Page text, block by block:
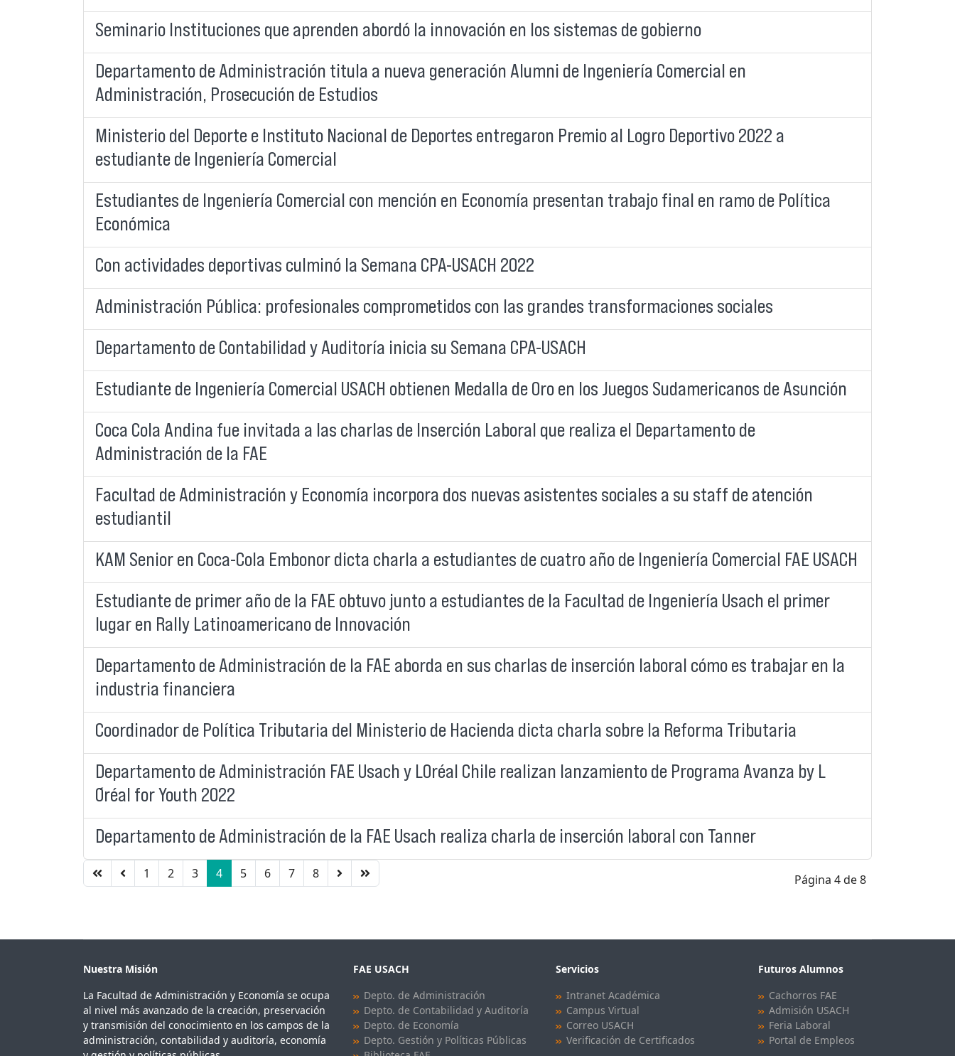
Seminario Instituciones que aprenden abordó la innovación en los sistemas de gobierno
Departamento de Administración titula a nueva generación Alumni de Ingeniería Comercial en
Administración, Prosecución de Estudios
Ministerio del Deporte e Instituto Nacional de Deportes entregaron Premio al Logro Deportivo 2022 a
estudiante de Ingeniería Comercial
Estudiantes de Ingeniería Comercial con mención en Economía presentan trabajo final en ramo de Política
Económica
Con actividades deportivas culminó la Semana CPA-USACH 2022
Administración Pública: profesionales comprometidos con las grandes transformaciones sociales
Departamento de Contabilidad y Auditoría inicia su Semana CPA-USACH
Estudiante de Ingeniería Comercial USACH obtienen Medalla de Oro en los Juegos Sudamericanos de Asunción
Coca Cola Andina fue invitada a las charlas de Inserción Laboral que realiza el Departamento de
Administración de la FAE
Facultad de Administración y Economía incorpora dos nuevas asistentes sociales a su staff de atención
estudiantil
KAM Senior en Coca-Cola Embonor dicta charla a estudiantes de cuatro año de Ingeniería Comercial FAE USACH
Estudiante de primer año de la FAE obtuvo junto a estudiantes de la Facultad de Ingeniería Usach el primer
lugar en Rally Latinoamericano de Innovación
Departamento de Administración de la FAE aborda en sus charlas de inserción laboral cómo es trabajar en la
industria financiera
Coordinador de Política Tributaria del Ministerio de Hacienda dicta charla sobre la Reforma Tributaria
Departamento de Administración FAE Usach y LOréal Chile realizan lanzamiento de Programa Avanza by L
´Oréal for Youth 2022
Departamento de Administración de la FAE Usach realiza charla de inserción laboral con Tanner
Página 4 de 8
1 2 3 4 5 6 7 8
Nuestra Misión
La Facultad de Administración y Economía se ocupa
al nivel más avanzado de la creación, preservación
y transmisión del conocimiento en los campos de la
administración, contabilidad y auditoría, economía
FAE USACH
Depto. de Administración
Depto. de Contabilidad y Auditoría
Depto. de Economía
Depto. Gestión y Políticas Públicas
Servicios
Intranet Académica
Campus Virtual
Correo USACH
Verificación de Certificados
Futuros Alumnos
Cachorros FAE
Admisión USACH
Feria Laboral
Portal de Empleos